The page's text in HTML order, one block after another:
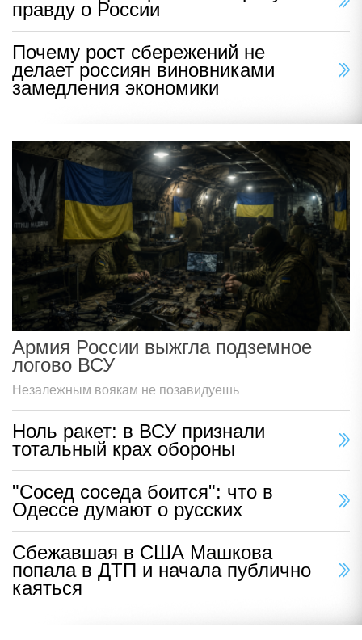
правду о России
Почему рост сбережений не
делает россиян виновниками
замедления экономики
Армия России выжгла подземное
логово ВСУ
Незалежным воякам не позавидуешь
Ноль ракет: в ВСУ признали
тотальный крах обороны
"Сосед соседа боится": что в
Одессе думают о русских
Сбежавшая в США Машкова
попала в ДТП и начала публично
каяться